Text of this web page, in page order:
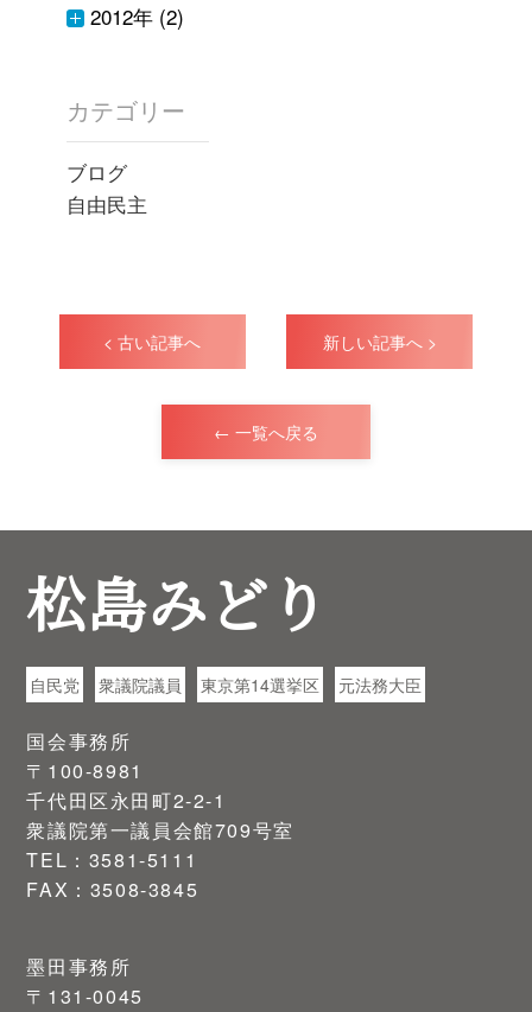
2012年 (2)
カテゴリー
ブログ
自由民主
< 古い記事へ 新しい記事へ >
← 一覧へ戻る
松島みどり
自民党 衆議院議員 東京第14選挙区 元法務大臣
国会事務所
〒100-8981
千代田区永田町2-2-1
衆議院第一議員会館709号室
TEL：3581-5111
FAX：3508-3845
墨田事務所
〒131-0045